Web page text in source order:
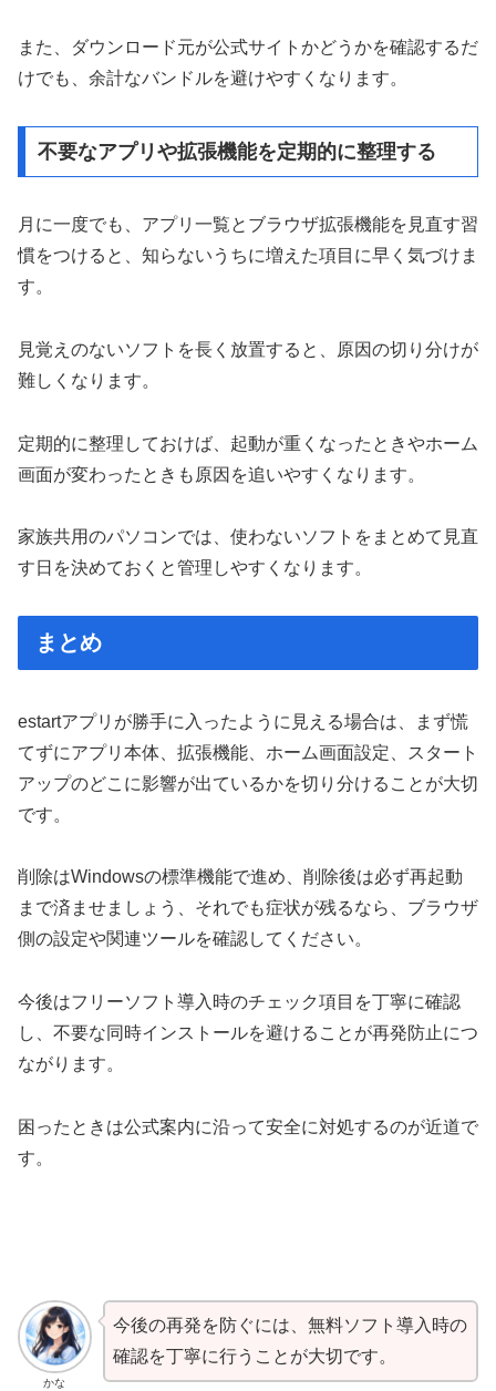
また、ダウンロード元が公式サイトかどうかを確認するだ
けでも、余計なバンドルを避けやすくなります。
不要なアプリや拡張機能を定期的に整理する
月に一度でも、アプリ一覧とブラウザ拡張機能を見直す習
慣をつけると、知らないうちに増えた項目に早く気づけま
す。
見覚えのないソフトを長く放置すると、原因の切り分けが
難しくなります。
定期的に整理しておけば、起動が重くなったときやホーム
画面が変わったときも原因を追いやすくなります。
家族共用のパソコンでは、使わないソフトをまとめて見直
す日を決めておくと管理しやすくなります。
まとめ
estartアプリが勝手に入ったように見える場合は、まず慌
てずにアプリ本体、拡張機能、ホーム画面設定、スタート
アップのどこに影響が出ているかを切り分けることが大切
です。
削除はWindowsの標準機能で進め、削除後は必ず再起動
まで済ませましょう、それでも症状が残るなら、ブラウザ
側の設定や関連ツールを確認してください。
今後はフリーソフト導入時のチェック項目を丁寧に確認
し、不要な同時インストールを避けることが再発防止につ
ながります。
困ったときは公式案内に沿って安全に対処するのが近道で
す。
かな
今後の再発を防ぐには、無料ソフト導入時の
確認を丁寧に行うことが大切です。